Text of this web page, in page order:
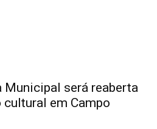
será reaberta
em Campo